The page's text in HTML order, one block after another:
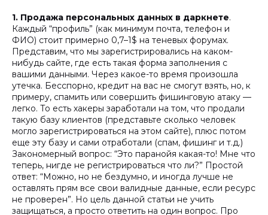
1. Продажа персональных данных в даркнете.
Каждый “профиль” (как минимум почта, телефон и
ФИО) стоит примерно 0,7–1$ на теневых форумах.
Представим, что мы зарегистрировались на каком-
нибудь сайте, где есть такая форма заполнения с
вашими данными. Через какое-то время произошла
утечка. Бесспорно, кредит на вас не смогут взять, но, к
примеру, спамить или совершить фишинговую атаку —
легко. То есть хакеры заработали на том, что продали
такую базу клиентов (представьте сколько человек
могло зарегистрироваться на этом сайте), плюс потом
еще эту базу и сами отработали (спам, фишинг и т.д.)
Закономерный вопрос: “Это паранойя какая-то! Мне что
теперь, нигде не регистрироваться что ли?” Простой
ответ: “Можно, но не бездумно, и иногда лучше не
оставлять прям все свои валидные данные, если ресурс
не проверен”. Но цель данной статьи не учить
защищаться, а просто ответить на один вопрос. Про